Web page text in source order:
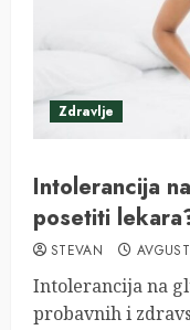
Zdravlje
Intolerancija
posetiti
STEVAN
Intolerancija na
probavnih i